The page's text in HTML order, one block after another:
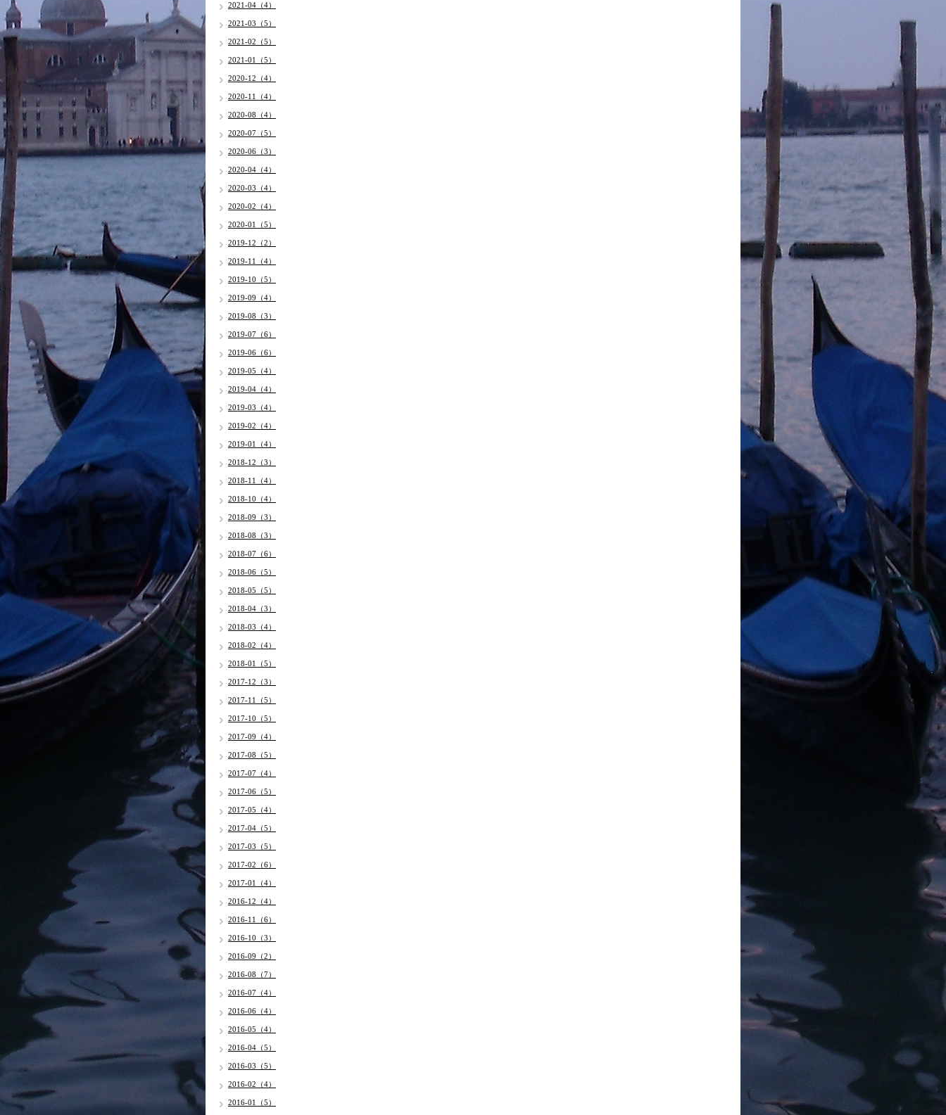
2021-04（4）
2021-03（5）
2021-02（5）
2021-01（5）
2020-12（4）
2020-11（4）
2020-08（4）
2020-07（5）
2020-06（3）
2020-04（4）
2020-03（4）
2020-02（4）
2020-01（5）
2019-12（2）
2019-11（4）
2019-10（5）
2019-09（4）
2019-08（3）
2019-07（6）
2019-06（6）
2019-05（4）
2019-04（4）
2019-03（4）
2019-02（4）
2019-01（4）
2018-12（3）
2018-11（4）
2018-10（4）
2018-09（3）
2018-08（3）
2018-07（6）
2018-06（5）
2018-05（5）
2018-04（3）
2018-03（4）
2018-02（4）
2018-01（5）
2017-12（3）
2017-11（5）
2017-10（5）
2017-09（4）
2017-08（5）
2017-07（4）
2017-06（5）
2017-05（4）
2017-04（5）
2017-03（5）
2017-02（6）
2017-01（4）
2016-12（4）
2016-11（6）
2016-10（3）
2016-09（2）
2016-08（7）
2016-07（4）
2016-06（4）
2016-05（4）
2016-04（5）
2016-03（5）
2016-02（4）
2016-01（5）